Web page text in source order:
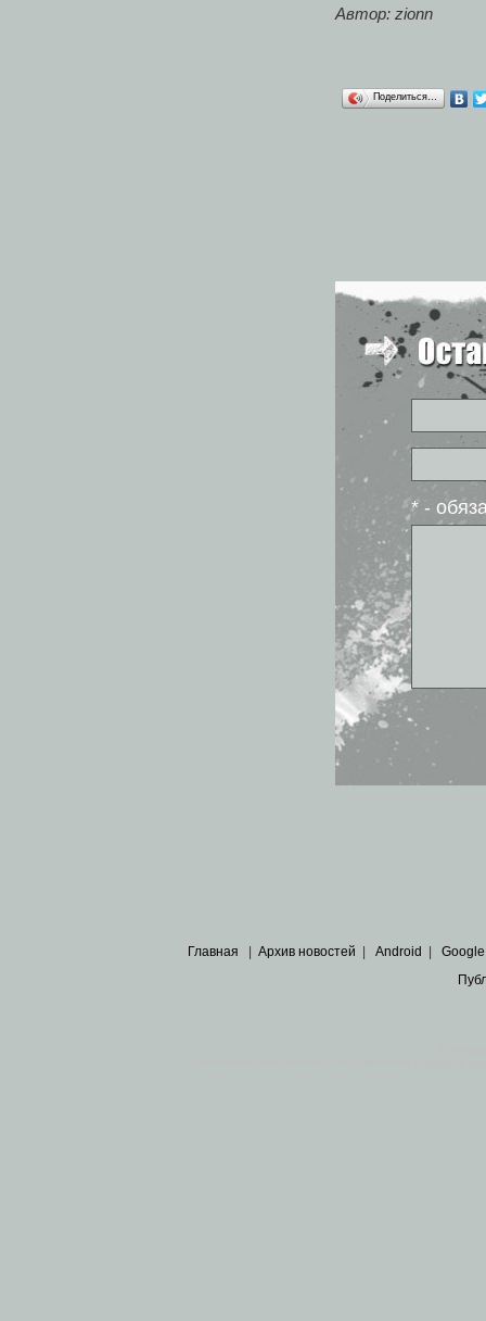
Автор: zionn
Поделиться…
* -
Главная | Архив новостей | Android | Google